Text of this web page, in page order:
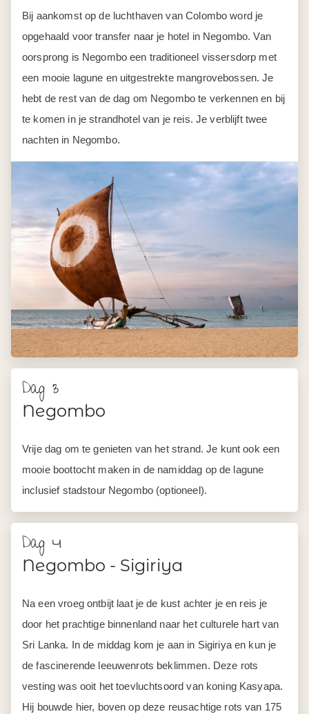
Bij aankomst op de luchthaven van Colombo word je
opgehaald voor transfer naar je hotel in Negombo. Van
oorsprong is Negombo een traditioneel vissersdorp met
een mooie lagune en uitgestrekte mangrovebossen. Je
hebt de rest van de dag om Negombo te verkennen en bij
te komen in je strandhotel van je reis. Je verblijft twee
nachten in Negombo.
Dag 3
Negombo
Vrije dag om te genieten van het strand. Je kunt ook een
mooie boottocht maken in de namiddag op de lagune
inclusief stadstour Negombo (optioneel).
Dag 4
Negombo - Sigiriya
Na een vroeg ontbijt laat je de kust achter je en reis je
door het prachtige binnenland naar het culturele hart van
Sri Lanka. In de middag kom je aan in Sigiriya en kun je
de fascinerende leeuwenrots beklimmen. Deze rots
vesting was ooit het toevluchtsoord van koning Kasyapa.
Hij bouwde hier, boven op deze reusachtige rots van 175